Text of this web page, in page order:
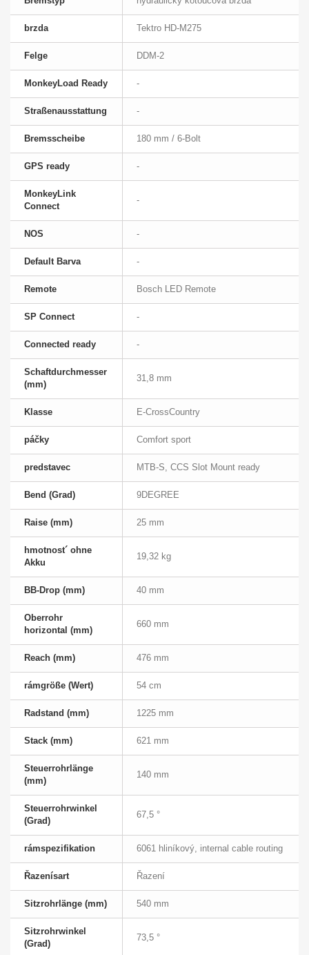
brzda Tektro HD-M275
Felge DDM-2
MonkeyLoad Ready -
Straßenausstattung -
Bremsscheibe 180 mm / 6-Bolt
GPS ready -
MonkeyLink
Connect
-
NOS -
Default Barva -
Remote Bosch LED Remote
SP Connect -
Connected ready -
Schaftdurchmesser
(mm)
31,8 mm
Klasse E-CrossCountry
páčky Comfort sport
predstavec MTB-S, CCS Slot Mount ready
Bend (Grad) 9DEGREE
Raise (mm) 25 mm
hmotnost´ ohne
Akku
19,32 kg
BB-Drop (mm) 40 mm
Oberrohr
horizontal (mm)
660 mm
Reach (mm) 476 mm
rámgröße (Wert) 54 cm
Radstand (mm) 1225 mm
Stack (mm) 621 mm
Steuerrohrlänge
(mm)
140 mm
Steuerrohrwinkel
(Grad)
67,5 °
rámspezifikation 6061 hliníkový, internal cable routing
Řazenísart Řazení
Sitzrohrlänge (mm) 540 mm
Sitzrohrwinkel
(Grad)
73,5 °